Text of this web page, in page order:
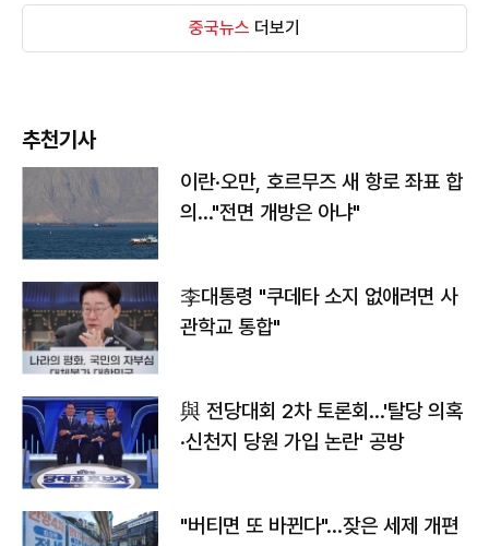
중국뉴스 더보기
추천기사
이란·오만, 호르무즈 새 항로 좌표 합
의…"전면 개방은 아냐"
李대통령 "쿠데타 소지 없애려면 사
관학교 통합"
與 전당대회 2차 토론회…'탈당 의혹
·신천지 당원 가입 논란' 공방
"버티면 또 바뀐다"…잦은 세제 개편